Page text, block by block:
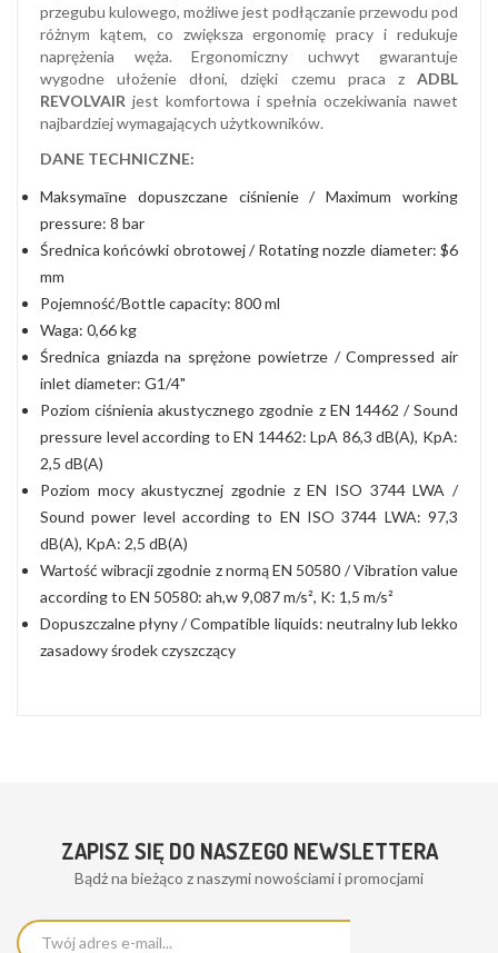
przegubu kulowego, możliwe jest podłączanie przewodu pod
różnym kątem, co zwiększa ergonomię pracy i redukuje
naprężenia węża. Ergonomiczny uchwyt gwarantuje
wygodne ułożenie dłoni, dzięki czemu praca z ADBL
REVOLVAIR jest komfortowa i spełnia oczekiwania nawet
najbardziej wymagających użytkowników.
DANE TECHNICZNE:
Maksymaīne dopuszczane ciśnienie / Maximum working
pressure: 8 bar
Średnica końcówki obrotowej / Rotating nozzle diameter: $6
mm
Pojemność/Bottle capacity: 800 ml
Waga: 0,66 kg
Średnica gniazda na sprężone powietrze / Compressed air
inlet diameter: G1/4"
Poziom ciśnienia akustycznego zgodnie z EN 14462 / Sound
pressure level according to EN 14462: LpA 86,3 dB(A), KpA:
2,5 dB(A)
Poziom mocy akustycznej zgodnie z EN ISO 3744 LWA /
Sound power level according to EN ISO 3744 LWA: 97,3
dB(A), KpA: 2,5 dB(A)
Wartość wibracji zgodnie z normą EN 50580 / Vibration value
according to EN 50580: ah,w 9,087 m/s², K: 1,5 m/s²
Dopuszczalne płyny / Compatible liquids: neutralny lub lekko
zasadowy środek czyszczący
ZAPISZ SIĘ DO NASZEGO NEWSLETTERA
Bądż na bieżąco z naszymi nowościami i promocjami